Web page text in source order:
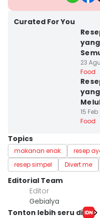
Curated For You
23
Food
15
Food
Topics
makanan enak resep
resep simpel
Divert me
Editorial Team
Editor
Gebialya
Tonton lebih seru di